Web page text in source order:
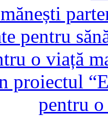
proiectul
pentru